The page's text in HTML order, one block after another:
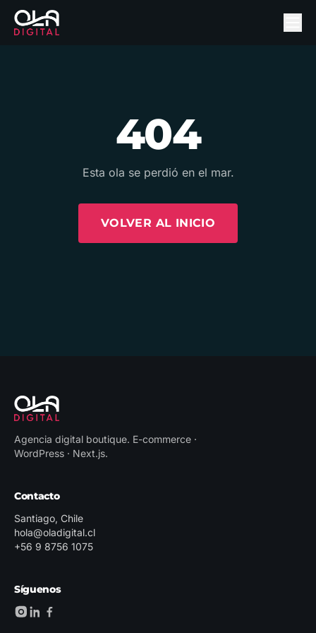
404
Esta ola se perdió en el mar.
VOLVER AL INICIO
Agencia digital boutique. E-commerce ·
WordPress · Next.js.
Contacto
Santiago, Chile
hola@oladigital.cl
+56 9 8756 1075
Síguenos